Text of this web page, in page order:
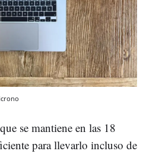
se mantiene en las 18
para llevarlo incluso de